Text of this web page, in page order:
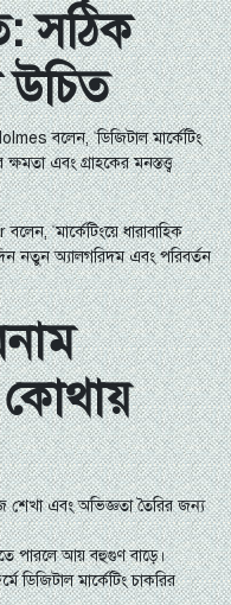
সঠিক
বলেন, “ডিজিটাল মার্কেটিং
এবং গ্রাহকের মনস্তত্ত্ব
“মার্কেটিংয়ে ধারাবাহিক
নতুন অ্যালগরিদম এবং পরিবর্তন
শেখা এবং অভিজ্ঞতা তৈরির জন্য
পারলে আয় বহুগুণ বাড়ে।
মার্কেটিং চাকরির